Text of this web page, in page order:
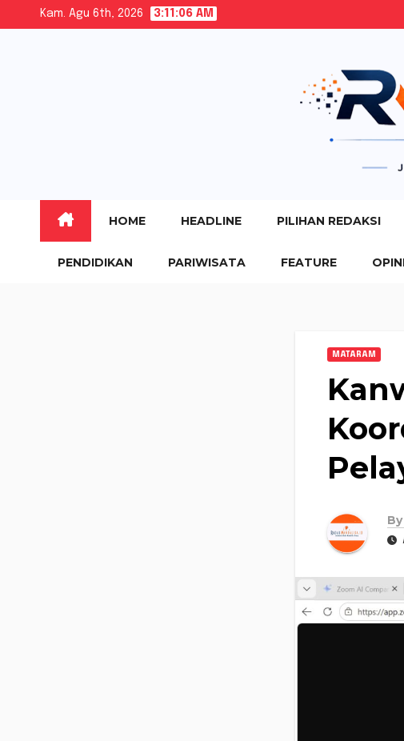
Kam. Agu 6th, 2026 3:11:07 AM
HOME HEADLINE PILIHAN REDAKSI
PENDIDIKAN PARIWISATA FEATURE
MATARAM
By